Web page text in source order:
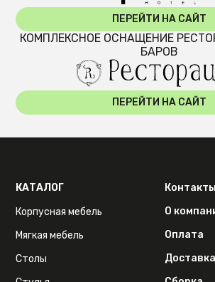
ПЕРЕЙТИ НА САЙТ
КОМПЛЕКСНОЕ ОСНАЩЕНИЕ
БАРОВ
ПЕРЕЙТИ НА САЙТ
КАТАЛОГ
Корпусная мебель
Мягкая мебель
Столы
Контакты
О
Оплата
Доставка